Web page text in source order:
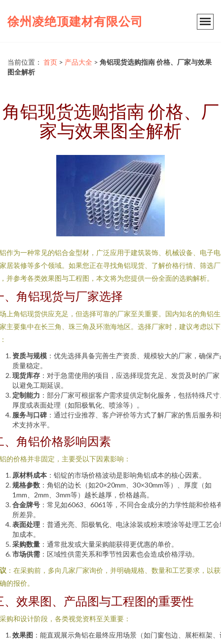
徐州凌绝顶建材有限公司
当前位置： 首页 > 产品大全 > 角铝现货选购指南 价格、厂家与效果
图全解析
角铝现货选购指南 价格、厂
家与效果图全解析
作为一种常见的铝合金型材，广泛应用于建筑装饰、机械设备、电子
居装修等多个领域。如果您正在寻找角铝现货、了解价格行情、筛选厂
并参考各类效果图与工程图，本文将为您提供一份全面的选购解析。
、角铝现货与厂家选择
上角铝现货供应充足，但选择可靠的厂家至关重要。国内知名的角铝
主要集中在长三角、珠三角及环渤海地区。选择厂家时，建议考虑以
资质与规模 ：优先选择具备完善生产资质、规模较大的厂家，确保产
质量稳定。
现货库存 ：对于急需使用的项目，应选择现货充足、发货及时的厂家
以避免工期延误。
定制能力 ：部分厂家可根据客户需求提供定制化服务，包括特殊尺寸
厚度或表面处理（如阳极氧化、喷涂等）。
服务与口碑 ：通过行业推荐、客户评价等方式了解厂家的售后服务和
术支持水平。
、角铝价格影响因素
的价格并非固定，主要受以下因素影响：
原材料成本 ：铝锭的市场价格波动是影响角铝成本的核心因素。
规格参数 ：角铝的边长（如20×20mm、30×30mm等）、厚度（如
1mm、2mm、3mm等）越长越厚，价格越高。
合金牌号 ：常见如6063、6061等，不同合金成分的力学性能和价格
所差异。
表面处理 ：普通光亮、阳极氧化、电泳涂装或粉末喷涂等处理工艺会
加成本。
采购数量 ：通常批发或大量采购能获得更优惠的单价。
市场供需 ：区域性供需关系和季节性因素也会造成价格浮动。
：在采购前，多向几家厂家询价，并明确规格、数量和工艺要求，以
的报价。
、效果图、产品图与工程图的重要性
购和设计阶段，各类视觉资料至关重要：
效果图 ：能直观展示角铝在最终应用场景（如门窗包边、展柜框架、